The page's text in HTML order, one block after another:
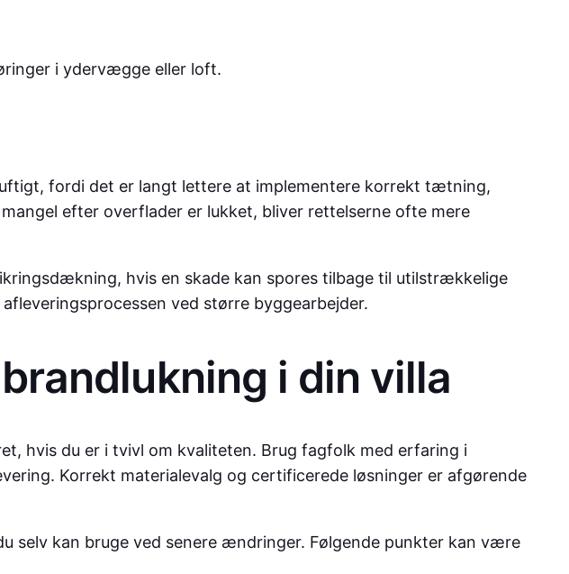
i ydervægge eller loft.
fordi det er langt lettere at implementere korrekt tætning,
efter overflader er lukket, bliver rettelserne ofte mere
hvis en skade kan spores tilbage til utilstrækkelige
ved større byggearbejder.
i din villa
hvis du er i tvivl om kvaliteten. Brug fagfolk med erfaring i
Korrekt materialevalg og certificerede løsninger er afgørende
selv kan bruge ved senere ændringer. Følgende punkter kan være